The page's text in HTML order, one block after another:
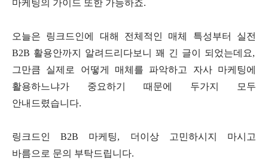
마케팅의 가이드 또한 가능하죠.
오늘은 링크드인에 대해 전체적인 매체 특성부터 실전
B2B 활용안까지 알려드리다보니 꽤 긴 글이 되었는데요,
그만큼 실제로 어떻게 매체를 파악하고 자사 마케팅에
활용하느냐가 중요하기 때문에 두가지 모두
안내드렸습니다.
링크드인 B2B 마케팅, 더이상 고민하시지 마시고
바름으로 문의 부탁드립니다.